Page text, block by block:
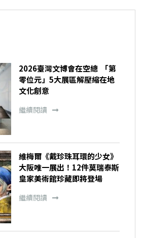
2026臺灣文博會在空總 「第
零位元」5大展區解壓縮在地
文化創意
繼續閱讀
維梅爾《戴珍珠耳環的少女》
大阪唯一展出！12件莫瑞泰斯
皇家美術館珍藏即將登場
繼續閱讀